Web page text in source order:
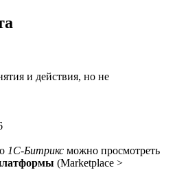
и действия, но не
1С-Битрикс можно просмотреть
(Marketplace >